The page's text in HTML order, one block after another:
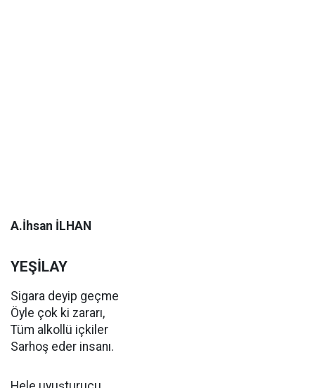
A.İhsan İLHAN
YEŞİLAY
Sigara deyip geçme
Öyle çok ki zararı,
Tüm alkollü içkiler
Sarhoş eder insanı.